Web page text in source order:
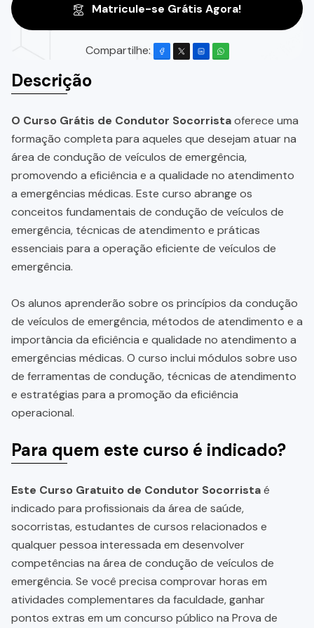
Matricule-se Grátis Agora!
Compartilhe:
Descrição
O Curso Grátis de Condutor Socorristaoferece uma
formação completa para aqueles que desejam atuar na
área de condução de veículos de emergência,
promovendo a eficiência e a qualidade no atendimento
a emergências médicas. Este curso abrange os
conceitos fundamentais de condução de veículos de
emergência, técnicas de atendimento e práticas
essenciais para a operação eficiente de veículos de
emergência.
Os alunos aprenderão sobre os princípios da condução
de veículos de emergência, métodos de atendimento e a
importância da eficiência e qualidade no atendimento a
emergências médicas. O curso inclui módulos sobre uso
de ferramentas de condução, técnicas de atendimento
e estratégias para a promoção da eficiência
operacional.
Para quem este curso é indicado?
Este Curso Gratuito de Condutor Socorristaé
indicado para profissionais da área de saúde,
socorristas, estudantes de cursos relacionados e
qualquer pessoa interessada em desenvolver
competências na área de condução de veículos de
emergência. Se você precisa comprovar horas em
atividades complementares da faculdade, ganhar
pontos extras em um concurso público na Prova de